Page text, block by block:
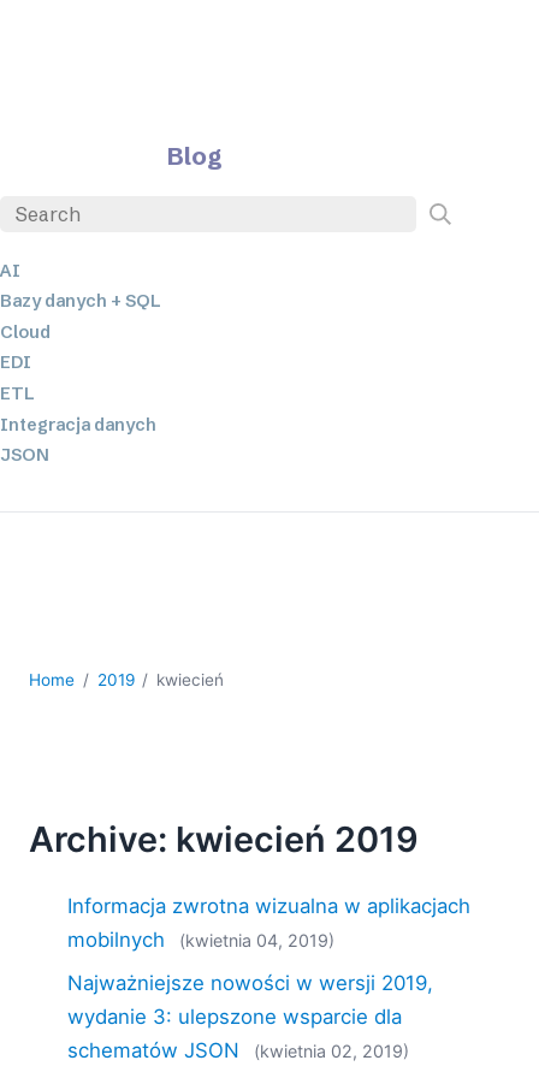
Blog
AI
Bazy danych + SQL
Cloud
EDI
ETL
Integracja danych
JSON
Rozwiązania o niskim poziomie kodowania oraz bez
UML
YAML
2025
2024
2022
2021
2020
Home 2019 kwiecień
Archive: kwiecień 2019
Informacja zwrotna wizualna w aplikacjach
mobilnych
(kwietnia 04, 2019)
Najważniejsze nowości w wersji 2019,
wydanie 3: ulepszone wsparcie dla
schematów JSON
(kwietnia 02, 2019)